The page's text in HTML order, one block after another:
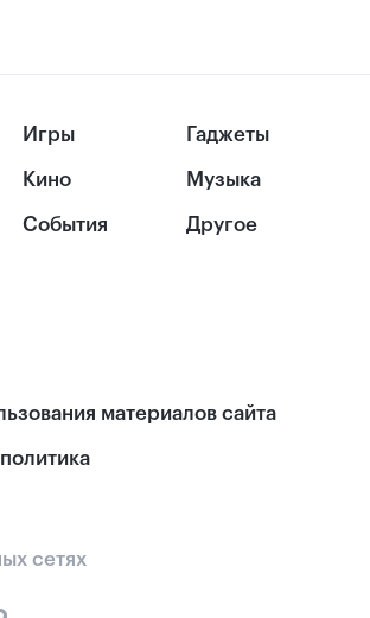
Игры
Кино
События
Гаджеты
Музыка
Другое
материалов сайта
сетях